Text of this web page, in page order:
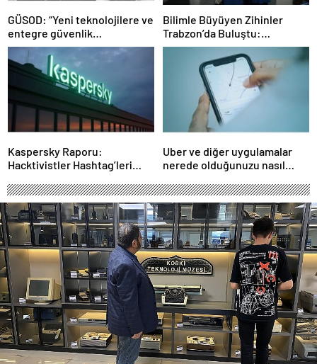
GÜSOD: “Yeni teknolojilere ve
entegre güvenlik
sistemlerine önem artacak”-
Haber Şafak
Bilimle Büyüyen Zihinler
Trabzon’da Buluştu:
STEAMFEST’te Bilim Rüzgârı
Esti!- Haber Şafak
Kaspersky Raporu:
Hacktivistler Hashtag’leri
Kullanıyor, 2025’te
Saldırılarda DDoS Öne
Çıkıyor- Haber Şafak
Uber ve diğer uygulamalar
nerede olduğunuzu nasıl